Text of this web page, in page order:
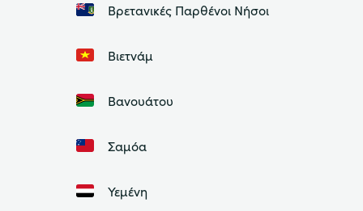
Βρετανικές Παρθένοι Νήσοι
Βιετνάμ
Βανουάτου
Σαμόα
Υεμένη